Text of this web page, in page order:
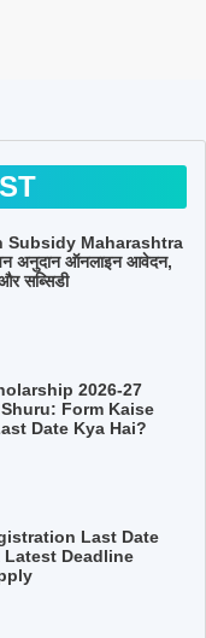
Subsidy Maharashtra
अनुदान ऑनलाइन आवेदन,
सब्सिडी
2026-27
Form Kaise
Date Kya Hai?
Last Date
Latest Deadline